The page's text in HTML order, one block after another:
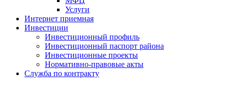
Услуги
Интернет приемная
Инвестиции
Инвестиционный профиль
Инвестиционный паспорт района
Инвестиционные проекты
Нормативно-правовые акты
Служба по контракту